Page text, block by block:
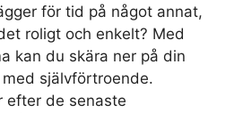
för tid på något annat,
roligt och enkelt? Med
kan du skära ner på din
självförtroende.
efter de senaste